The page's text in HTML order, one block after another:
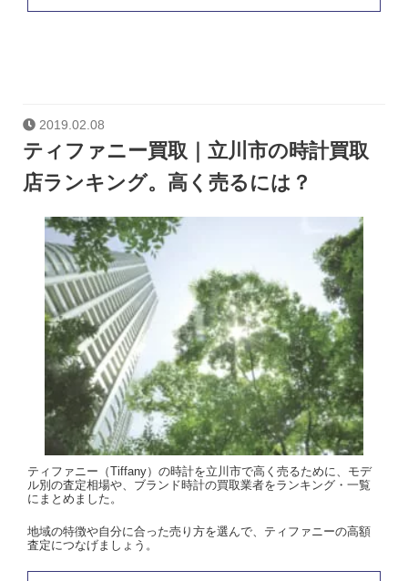
2019.02.08
ティファニー買取｜立川市の時計買取
店ランキング。高く売るには？
ティファニー（Tiffany）の時計を立川市で高く売るために、モデ
ル別の査定相場や、ブランド時計の買取業者をランキング・一覧
にまとめました。
地域の特徴や自分に合った売り方を選んで、ティファニーの高額
査定につなげましょう。